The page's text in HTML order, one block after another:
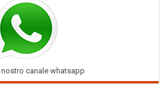
canale whatsapp